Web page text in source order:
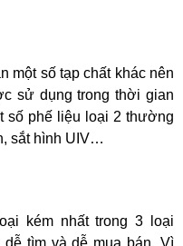
một số tạp chất khác nên
sử dụng trong thời gian
số phế liệu loại 2 thường
sắt hình UIV…
kém nhất trong 3 loại
tìm và dễ mua bán. Vì